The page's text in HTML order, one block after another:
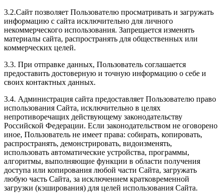
3.2.Сайт позволяет Пользователю просматривать и загружать
информацию с сайта исключительно для личного
некоммерческого использования. Запрещается изменять
материалы сайта, распространять для общественных или
коммерческих целей.
3.3. При отправке данных, Пользователь соглашается
предоставить достоверную и точную информацию о себе и
своих контактных данных.
3.4. Администрация сайта предоставляет Пользователю право
использования Сайта, исключительно в целях
непротиворечащих действующему законодательству
Российской Федерации. Если законодательством не оговорено
иное, Пользователь не имеет права: собирать, копировать,
распространять, демонстрировать, видоизменять,
использовать автоматические устройства, программы,
алгоритмы, выполняющие функции в области получения
доступа или копирования любой части Сайта, загружать
любую часть Сайта, за исключением кратковременной
загрузки (кэширования) для целей использования Сайта.